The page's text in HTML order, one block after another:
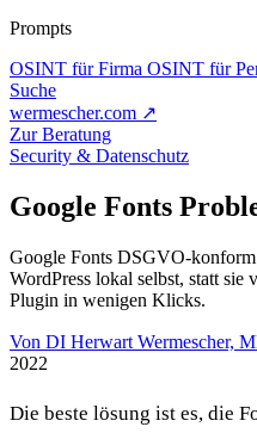
Prompts
OSINT für Firma OSINT für
Suche
wermescher.com ↗
Zur Beratung
Security & Datenschutz
Google Fonts
Google Fonts DSGVO-
WordPress lokal selbst, statt
Plugin in wenigen Klicks.
Von DI Herwart Wermescher,
2022
Die beste lösung ist es, die